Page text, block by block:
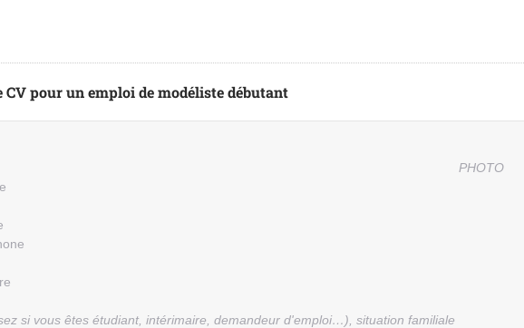
CV pour un emploi de modéliste débutant
PHOTO
si vous êtes étudiant, intérimaire, demandeur d'emploi…), situation familiale